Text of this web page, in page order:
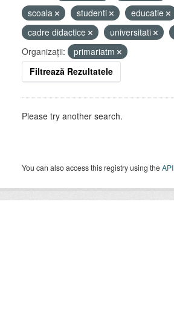
scoala
studenti
educatie
cadre didactice
universitati
Organizații:
primariatm
Filtrează Rezultatele
Please try another search.
You can also access this registry using theAPI